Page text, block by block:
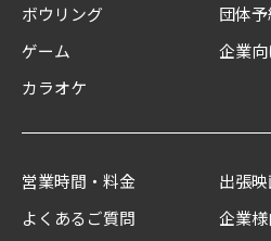
ボウリング
ゲーム
カラオケ
団体
企業
営業時間・料金
よくあるご質問
出張
企業